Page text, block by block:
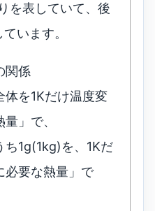
を表していて、後
います。
関係
体を1Kだけ温度変
」で、
ち1g(1kg)を、1Kだ
必要な熱量」で